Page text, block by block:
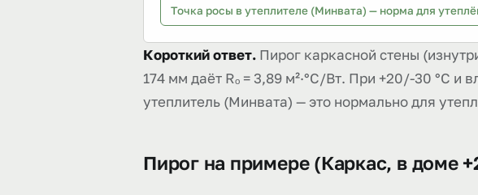
Точка росы в утеплителе (Минвата) — норма для
Короткий ответ. Пирог каркасной стены
174 мм даёт Rₒ = 3,89 м²·°C/Вт. При +20/-30 °C и
утеплитель (Минвата) — это нормально для
Пирог на примере (Каркас, в доме